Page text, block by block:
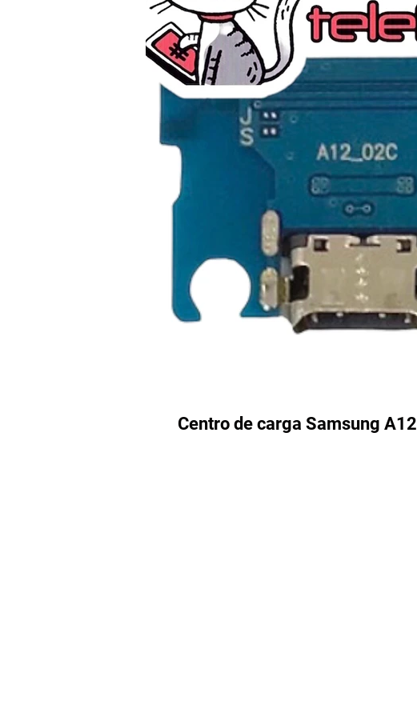
Centro de carga Samsung A12